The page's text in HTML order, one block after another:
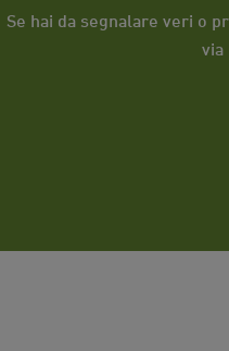
Se hai da segnalare veri o
via